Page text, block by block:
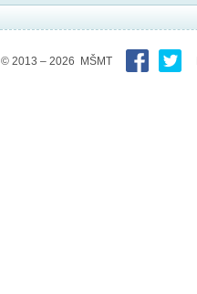
© 2013 – 2026 MŠMT